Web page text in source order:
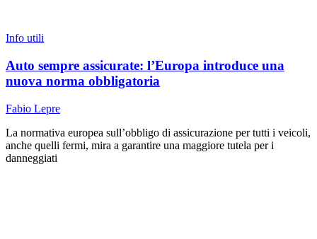
Info utili
Auto sempre assicurate: l’Europa introduce una
nuova norma obbligatoria
Fabio Lepre
La normativa europea sull’obbligo di assicurazione per tutti i veicoli,
anche quelli fermi, mira a garantire una maggiore tutela per i
danneggiati